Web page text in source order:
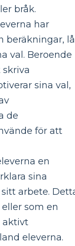
bråk.
har
beräkningar,
val. Beroende
sina val,
de
för att
en
sina
arbete.
som en
aktivt
eleverna.